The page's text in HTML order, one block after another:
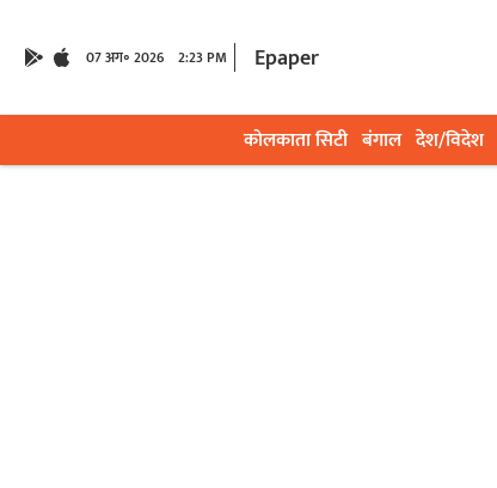
07 अग॰ 2026 2:23 PM Epaper
कोलकाता सिटी बंगाल देश/विदेश